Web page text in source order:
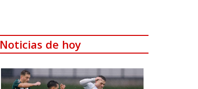
Noticias de hoy